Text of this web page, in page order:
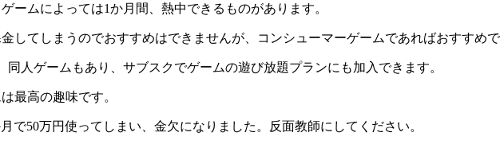
ームによっては1か月間、熱中できるものがあります。
してしまうのでおすすめはできませんが、コンシューマーゲームであればおすすめ
人ゲームもあり、サブスクでゲームの遊び放題プランにも加入できます。
最高の趣味です。
で50万円使ってしまい、金欠になりました。反面教師にしてください。